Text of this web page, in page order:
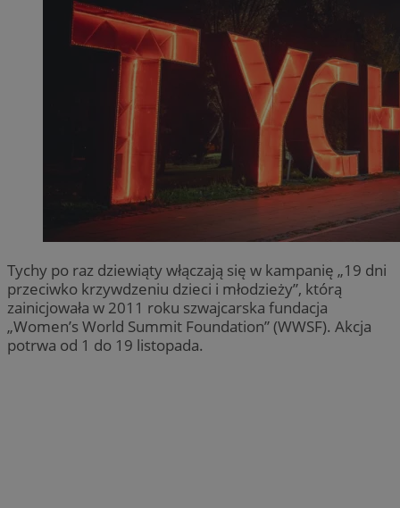
Tychy po raz dziewiąty włączają się w kampanię „19 dni
przeciwko krzywdzeniu dzieci i młodzieży”, którą
zainicjowała w 2011 roku szwajcarska fundacja
„Women’s World Summit Foundation” (WWSF). Akcja
potrwa od 1 do 19 listopada.